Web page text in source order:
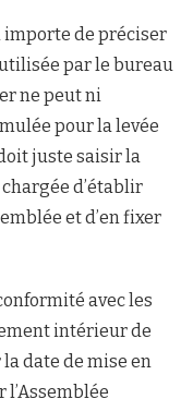
importe de préciser
par le bureau
ne peut ni
pour la levée
juste saisir la
d’établir
et d’en fixer
avec les
intérieur de
date de mise en
l’Assemblée